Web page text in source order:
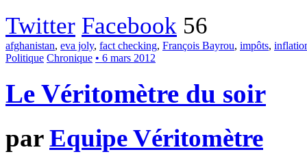
Twitter Facebook 56
afghanistan, eva joly, fact checking, François Bayrou, impôts,
Politique Chronique • 6 mars 2012
Le Véritomètre du soir
parEquipe Véritomètre